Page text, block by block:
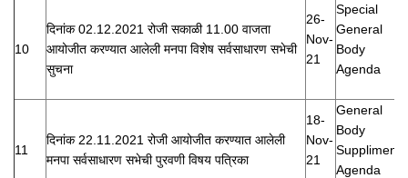
10
दिनांक 02.12.2021 रोजी सकाळी 11.00 वाजता
आयोजीत करण्यात आलेली मनपा विशेष सर्वसाधारण सभेची
सुचना
26-
Nov-
21
Special
General
Body
Agenda
11
दिनांक 22.11.2021 रोजी आयोजीत करण्यात आलेली
मनपा सर्वसाधारण सभेची पुरवणी विषय पत्रिका
18-
Nov-
21
General
Body
Suppliment
Agenda